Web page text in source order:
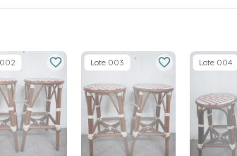
Lote 003 Lote 004